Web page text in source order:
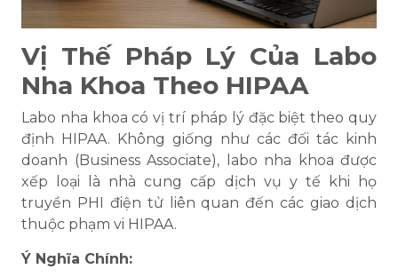
Vị Thế Pháp Lý Của Labo
Nha Khoa Theo HIPAA
Labo nha khoa có vị trí pháp lý đặc biệt theo quy
định HIPAA. Không giống như các đối tác kinh
doanh (Business Associate), labo nha khoa được
xếp loại là nhà cung cấp dịch vụ y tế khi họ
truyền PHI điện tử liên quan đến các giao dịch
thuộc phạm vi HIPAA.
Ý Nghĩa Chính: